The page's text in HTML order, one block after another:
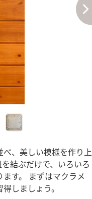
、美しい模様を作り上
結ぶだけで、いろいろ
す。 まずはマクラメ
しましょう。